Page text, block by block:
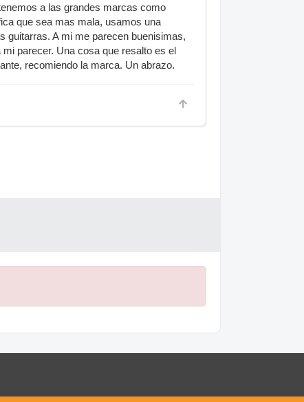
a las grandes marcas como
que sea mas mala, usamos una
guitarras. A mi me parecen buenisimas,
parecer. Una cosa que resalto es el
recomiendo la marca. Un abrazo.